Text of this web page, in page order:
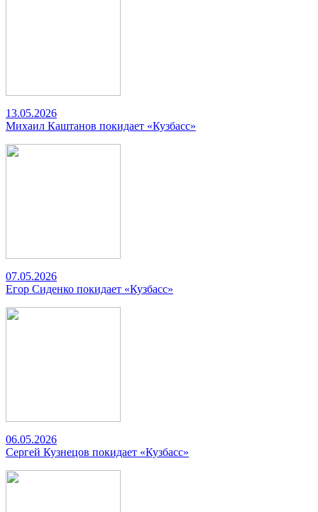
13.05.2026
Михаил Каштанов покидает «Кузбасс»
07.05.2026
Егор Сиденко покидает «Кузбасс»
06.05.2026
Сергей Кузнецов покидает «Кузбасс»